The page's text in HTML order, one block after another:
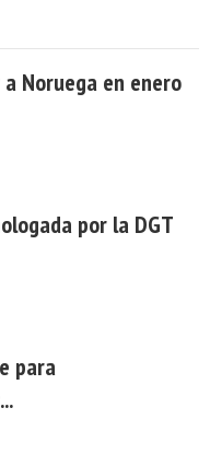
Noruega en enero
por la DGT
para